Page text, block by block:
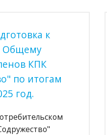
к
Общему
КПК
по итогам
год.